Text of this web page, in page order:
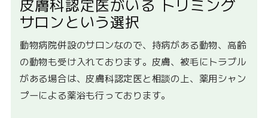
皮膚科認定医がいる トリミング
サロンという選択
動物病院併設のサロンなので、持病がある動物、高齢
の動物も受け入れております。皮膚、被毛にトラブル
がある場合は、皮膚科認定医と相談の上、薬用シャン
プーによる薬浴も行っております。